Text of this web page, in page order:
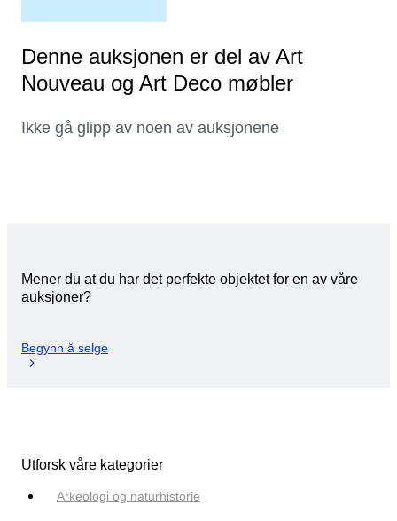
Denne auksjonen er del av Art
Nouveau og Art Deco møbler
Ikke gå glipp av noen av auksjonene
Mener du at du har det perfekte objektet for en av våre
auksjoner?
Begynn å selge
Utforsk våre kategorier
Arkeologi og naturhistorie